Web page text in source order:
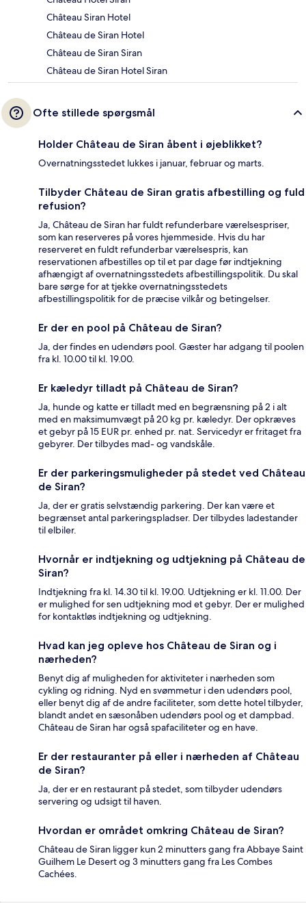
Château Siran Hotel
Château de Siran Hotel
Château de Siran Siran
Château de Siran Hotel Siran
Ofte stillede spørgsmål
Holder Château de Siran åbent i øjeblikket?
Overnatningsstedet lukkes i januar, februar og marts.
Tilbyder Château de Siran gratis afbestilling og fuld
refusion?
Ja, Château de Siran har fuldt refunderbare værelsespriser,
som kan reserveres på vores hjemmeside. Hvis du har
reserveret en fuldt refunderbar værelsespris, kan
reservationen afbestilles op til et par dage før indtjekning
afhængigt af overnatningsstedets afbestillingspolitik. Du skal
bare sørge for at tjekke overnatningsstedets
afbestillingspolitik for de præcise vilkår og betingelser.
Er der en pool på Château de Siran?
Ja, der findes en udendørs pool. Gæster har adgang til poolen
fra kl. 10.00 til kl. 19.00.
Er kæledyr tilladt på Château de Siran?
Ja, hunde og katte er tilladt med en begrænsning på 2 i alt
med en maksimumvægt på 20 kg pr. kæledyr. Der opkræves
et gebyr på 15 EUR pr. enhed pr. nat. Servicedyr er fritaget fra
gebyrer. Der tilbydes mad- og vandskåle.
Er der parkeringsmuligheder på stedet ved Château
de Siran?
Ja, der er gratis selvstændig parkering. Der kan være et
begrænset antal parkeringspladser. Der tilbydes ladestander
til elbiler.
Hvornår er indtjekning og udtjekning på Château de
Siran?
Indtjekning fra kl. 14.30 til kl. 19.00. Udtjekning er kl. 11.00. Der
er mulighed for sen udtjekning mod et gebyr. Der er mulighed
for kontaktløs indtjekning og udtjekning.
Hvad kan jeg opleve hos Château de Siran og i
nærheden?
Benyt dig af muligheden for aktiviteter i nærheden som
cykling og ridning. Nyd en svømmetur i den udendørs pool,
eller benyt dig af de andre faciliteter, som dette hotel tilbyder,
blandt andet en sæsonåben udendørs pool og et dampbad.
Château de Siran har også spafaciliteter og en have.
Er der restauranter på eller i nærheden af Château
de Siran?
Ja, der er en restaurant på stedet, som tilbyder udendørs
servering og udsigt til haven.
Hvordan er området omkring Château de Siran?
Château de Siran ligger kun 2 minutters gang fra Abbaye Saint
Guilhem Le Desert og 3 minutters gang fra Les Combes
Cachées.